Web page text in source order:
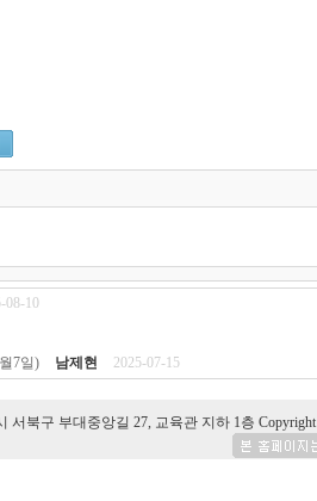
08-10
7일)
남제현 2025-07-15
서북구 부대중앙길 27, 교육관 지하 1층